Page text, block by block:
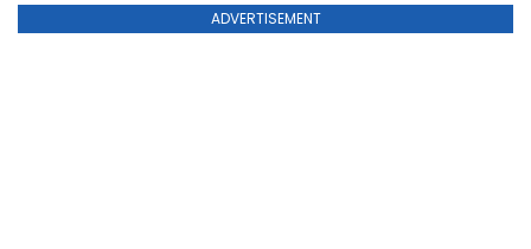
ADVERTISEMENT